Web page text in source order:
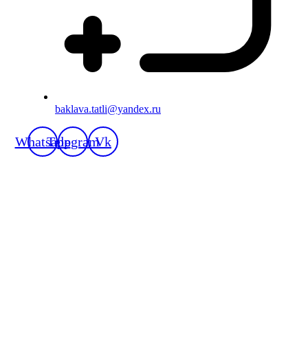
baklava.tatli@yandex.ru
WhatsappTelegramVk